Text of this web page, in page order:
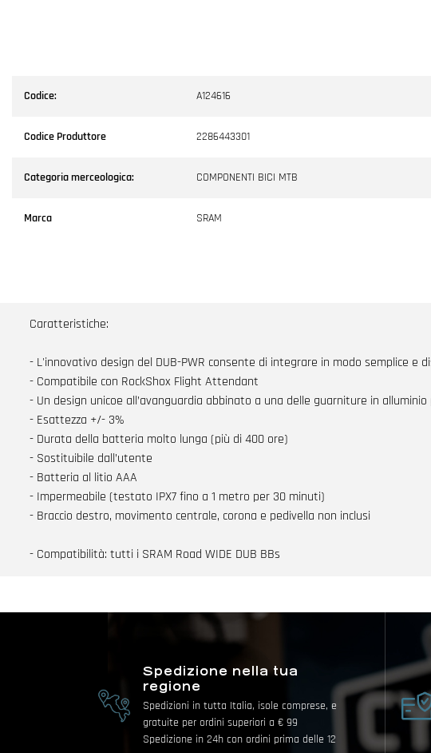
Codice: A124616
Codice Produttore 2286443301
Categoria merceologica: COMPONENTI BICI MTB
Marca SRAM
Caratteristiche:
- L'innovativo design del DUB-PWR consente di integrare in modo semplice e
- Compatibile con RockShox Flight Attendant
- Un design unicoe all’avanguardia abbinato a una delle guarniture in
- Esattezza +/- 3%
- Durata della batteria molto lunga (più di 400 ore)
- Sostituibile dall’utente
- Batteria al litio AAA
- Impermeabile (testato IPX7 fino a 1 metro per 30 minuti)
- Braccio destro, movimento centrale, corona e pedivella non inclusi
- Compatibilità: tutti i SRAM Road WIDE DUB BBs
Spedizione nella tua
regione
Spedizioni in tutta Italia, isole comprese, e
gratuite per ordini superiori a € 99
Spedizione in 24h con ordini prima delle 12